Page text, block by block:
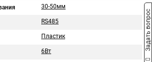
30-50мм
RS485
Пластик
6Вт Задать вопрос